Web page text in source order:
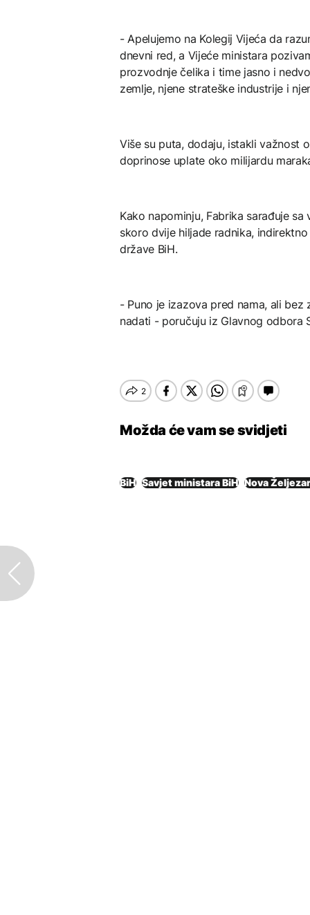
- Apelujemo na Kolegij Vijeća da
dnevni red, a Vijeće ministara
prozvodnje čelika i time jasno i
zemlje, njene strateške industrije i
Više su puta, dodaju, istakli važnost
doprinose uplate oko milijardu
Kako napominju, Fabrika sarađuje
skoro dvije hiljade radnika,
države BiH.
- Puno je izazova pred nama, ali
nadati - poručuju iz Glavnog odbora
Možda će vam se svidjeti
BiH Savjet ministara BiH Nova